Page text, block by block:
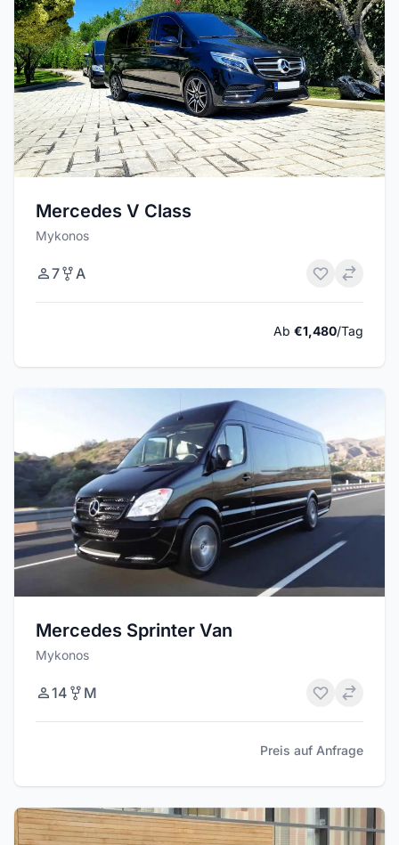
Mercedes V Class
Mykonos
7 A
Ab €1,480/Tag
Mercedes Sprinter Van
Mykonos
14 M
Preis auf Anfrage